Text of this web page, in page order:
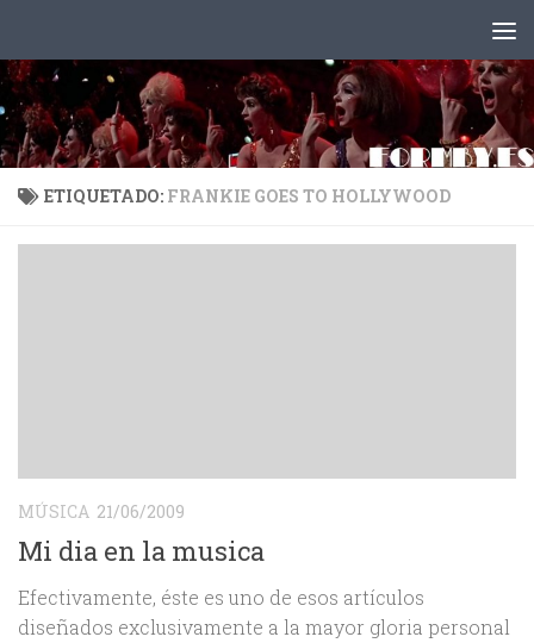
ETIQUETADO: FRANKIE GOES TO HOLLYWOOD
MÚSICA 21/06/2009
Mi dia en la musica
Efectivamente, éste es uno de esos artículos
diseñados exclusivamente a la mayor gloria personal